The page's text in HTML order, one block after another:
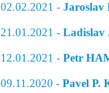
02.02.2021 - Jaroslav
21.01.2021 - Ladislav
12.01.2021 - Petr
09.11.2020 - Pavel P.